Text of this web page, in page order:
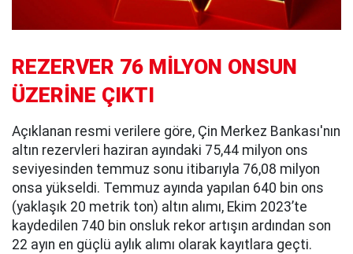
REZERVER 76 MİLYON ONSUN
ÜZERİNE ÇIKTI
Açıklanan resmi verilere göre, Çin Merkez Bankası'nın
altın rezervleri haziran ayındaki 75,44 milyon ons
seviyesinden temmuz sonu itibarıyla 76,08 milyon
onsa yükseldi. Temmuz ayında yapılan 640 bin ons
(yaklaşık 20 metrik ton) altın alımı, Ekim 2023’te
kaydedilen 740 bin onsluk rekor artışın ardından son
22 ayın en güçlü aylık alımı olarak kayıtlara geçti.